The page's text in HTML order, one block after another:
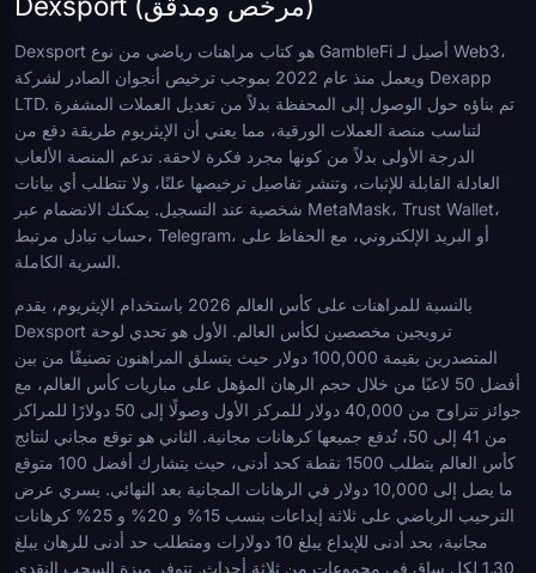
Dexsport هو كتاب مراهنات رياضي من نوع GambleFi أصيل لـ Web3،
ويعمل منذ عام 2022 بموجب ترخيص أنجوان الصادر لشركة Dexapp
LTD. تم بناؤه حول الوصول إلى المحفظة بدلاً من تعديل العملات المشفرة
لتناسب منصة العملات الورقية، مما يعني أن الإيثريوم طريقة دفع من
الدرجة الأولى بدلاً من كونها مجرد فكرة لاحقة. تدعم المنصة الألعاب
العادلة القابلة للإثبات، وتنشر تفاصيل ترخيصها علنًا، ولا تتطلب أي بيانات
شخصية عند التسجيل. يمكنك الانضمام عبر MetaMask، Trust Wallet،
حساب تبادل مرتبط، Telegram، أو البريد الإلكتروني، مع الحفاظ على
السرية الكاملة.
بالنسبة للمراهنات على كأس العالم 2026 باستخدام الإيثريوم، يقدم
Dexsport ترويجين مخصصين لكأس العالم. الأول هو تحدي لوحة
المتصدرين بقيمة 100,000 دولار حيث يتسلق المراهنون تصنيفًا من بين
أفضل 50 لاعبًا من خلال حجم الرهان المؤهل على مباريات كأس العالم، مع
جوائز تتراوح من 40,000 دولار للمركز الأول وصولًا إلى 50 دولارًا للمراكز
من 41 إلى 50، تُدفع جميعها كرهانات مجانية. الثاني هو توقع مجاني لنتائج
كأس العالم يتطلب 1500 نقطة كحد أدنى، حيث يتشارك أفضل 100 متوقع
ما يصل إلى 10,000 دولار في الرهانات المجانية بعد النهائي. يسري عرض
الترحيب الرياضي على ثلاثة إيداعات بنسب 15% و 20% و 25% كرهانات
مجانية، بحد أدنى للإيداع يبلغ 10 دولارات ومتطلب حد أدنى للرهان يبلغ
1.30 لكل ساق في مجموعات من ثلاثة أحداث. تتوفر ميزة السحب النقدي